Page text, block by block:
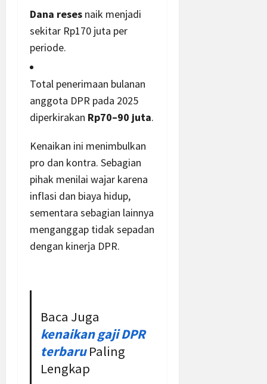
Dana reses naik menjadi
sekitar Rp170 juta per
periode.
Total penerimaan bulanan
anggota DPR pada 2025
diperkirakan Rp70–90 juta.
Kenaikan ini menimbulkan
pro dan kontra. Sebagian
pihak menilai wajar karena
inflasi dan biaya hidup,
sementara sebagian lainnya
menganggap tidak sepadan
dengan kinerja DPR.
Baca Juga
kenaikan gaji DPR
terbaruPaling
Lengkap